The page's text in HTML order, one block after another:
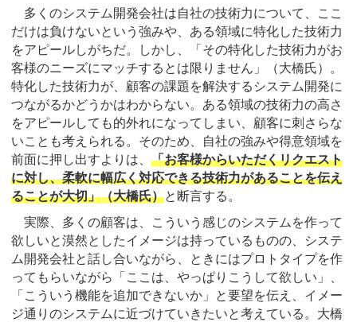
多くのシステム開発会社は自社の技術力について、ここ
だけは負けないという強みや、ある領域に特化した技術力
をアピールしがちだ。しかし、「その特化した技術力がお
客様のニーズにマッチするとは限りません」（大橋氏）。
特化した技術力が、顧客の課題を解決するシステム開発に
つながるかどうかはわからない。ある領域の技術力の高さ
をアピールしても的外れになってしまい、顧客に刺さらな
いことも考えられる。そのため、自社の強みや得意領域を
前面に押し出すよりは、 「お客様からいただくリクエスト
に対し、柔軟に幅広く対応できる技術力があることを伝え
ることが大切」（大橋氏）と断言する。
実際、多くの顧客は、こういう感じのシステムを作って
欲しいと漠然としたイメージは持っているものの、システ
ム開発会社と話し合いながら、ときにはプロトタイプを作
ってもらいながら「ここは、やっぱりこうして欲しい」、
「こういう機能を追加できないか」と要望を伝え、イメー
ジ通りのシステムに近づけていきたいと考えている。大橋